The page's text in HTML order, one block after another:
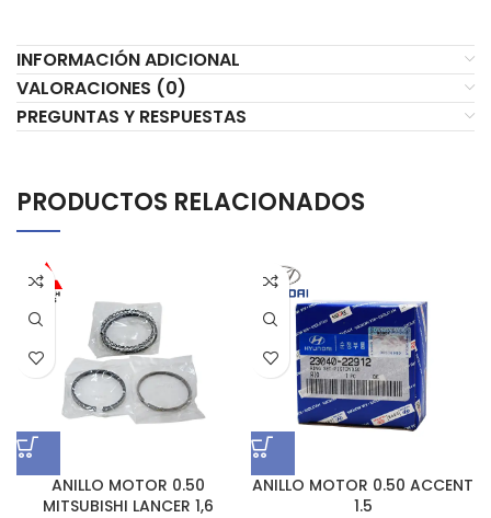
INFORMACIÓN ADICIONAL
VALORACIONES (0)
PREGUNTAS Y RESPUESTAS
PRODUCTOS RELACIONADOS
ANILLO MOTOR 0.50
MITSUBISHI LANCER 1,6
ANILLO MOTOR 0.50 ACCENT
1.5